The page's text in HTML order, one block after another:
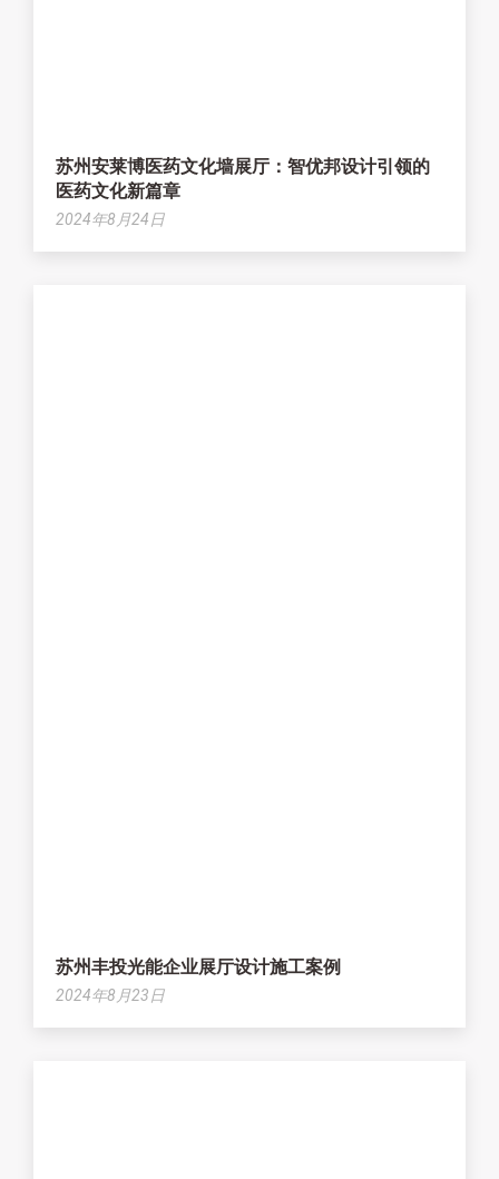
苏州安莱博医药文化墙展厅：智优邦设计引领的
医药文化新篇章
2024年8月24日
苏州丰投光能企业展厅设计施工案例
2024年8月23日